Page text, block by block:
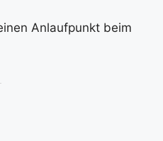
Anlaufpunkt beim